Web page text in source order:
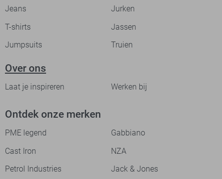
Jeans
Jurken
T-shirts
Jassen
Jumpsuits
Truien
Over ons
Laat je inspireren Werken bij
Ontdek onze merken
PME legend
Gabbiano
Cast Iron
NZA
Petrol Industries
Jack & Jones